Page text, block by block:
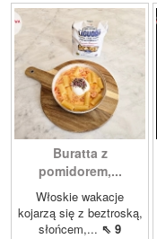
Buratta z
pomidorem,...
Włoskie wakacje
kojarzą się z beztroską,
słońcem,... ⇖ 9